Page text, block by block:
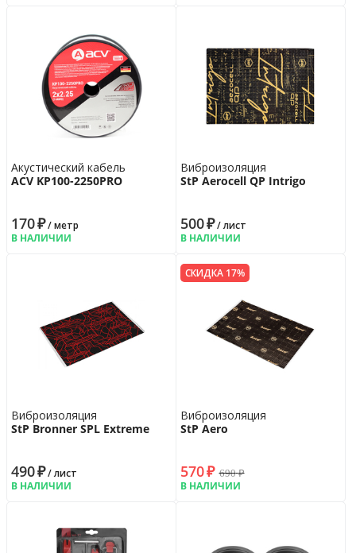
Акустический кабель
ACV KP100-2250PRO
170₽/ метр
В НАЛИЧИИ
Виброизоляция
StP Aerocell QP Intrigo
500₽/ лист
В НАЛИЧИИ
Виброизоляция
StP Bronner SPL Extreme
490₽/ лист
В НАЛИЧИИ
СКИДКА 17%
Виброизоляция
StP Aero
570₽ 690₽
В НАЛИЧИИ